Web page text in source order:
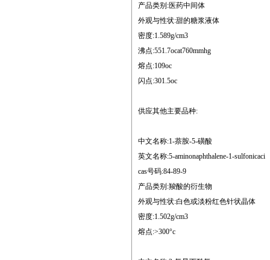
产品类别:医药中间体
外观与性状:甜的糖浆液体
密度:1.589g/cm3
沸点:551.7ocat760mmhg
熔点:109oc
闪点:301.5oc
供应其他主要品种:
中文名称:1-萘胺-5-磺酸
英文名称:5-aminonaphthalene-1-sulfonicaci
cas号码:84-89-9
产品类别:羧酸的衍生物
外观与性状:白色或淡粉红色针状晶体
密度:1.502g/cm3
熔点:>300°c